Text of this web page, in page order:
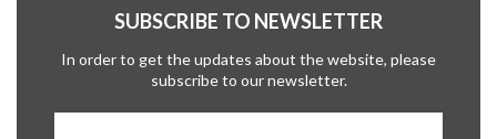
SUBSCRIBE TO NEWSLETTER
In order to get the updates about the website, please
subscribe to our newsletter.